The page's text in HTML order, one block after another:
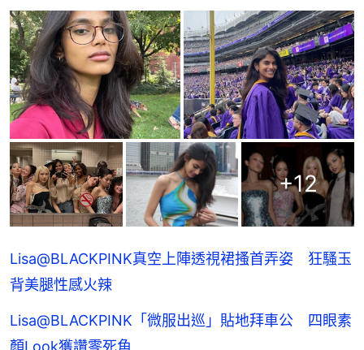
+12
Lisa@BLACKPINK真空上陣透視裙搔首弄姿 狂騷玉
背美腿性感火辣
Lisa@BLACKPINK「微服出巡」貼地拜車公 四眼素
顏Look獲讚零死角